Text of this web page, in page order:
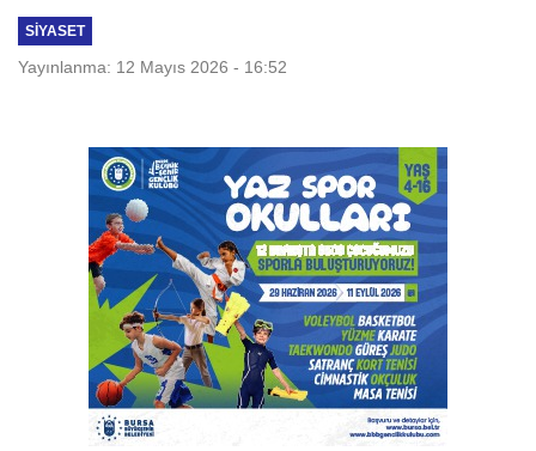
SIYASET
Yayınlanma: 12 Mayıs 2026 - 16:52